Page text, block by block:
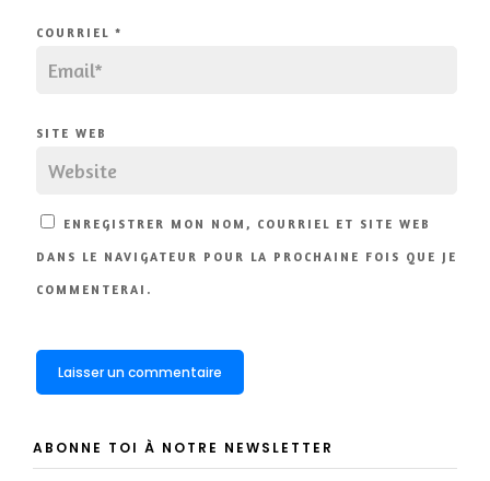
COURRIEL *
SITE WEB
ENREGISTRER MON NOM, COURRIEL ET SITE WEB
DANS LE NAVIGATEUR POUR LA PROCHAINE FOIS QUE JE
COMMENTERAI.
ABONNE TOI À NOTRE NEWSLETTER